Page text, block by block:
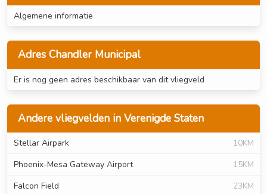
Algemene informatie
Adres Chandler Municipal
Er is nog geen adres beschikbaar van dit vliegveld
Andere vliegvelden in Verenigde Staten
Stellar Airpark
10KM
Phoenix-Mesa Gateway Airport
15KM
Falcon Field
23KM